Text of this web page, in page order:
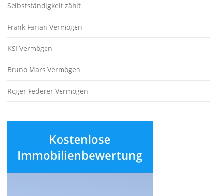
Selbstständigkeit zählt
Frank Farian Vermögen
KSI Vermögen
Bruno Mars Vermögen
Roger Federer Vermögen